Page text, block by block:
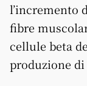
l’incremento
fibre
cellule beta
produzione